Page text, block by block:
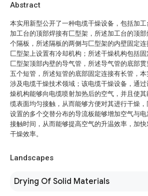
Abstract
本实用新型公开了一种电缆干燥设备，包括加工
加工台的顶部焊接有匚型架，所述加工台的顶
个隔板，所述隔板的两侧与匚型架的内壁固定连
匚型架上设置有冷却机构；所述干燥机构包括
匚型架顶部内壁的导气管，所述导气管的底部
五个短管，所述短管的底部固定连接有长管，本
涉及电缆干燥技术领域；该电缆干燥设备，通
燥机构能够向电缆喷射加热后的空气，并且使
缆表面均匀接触，从而能够方便对其进行干燥，
设置的多个交替分布的导流板能够增加空气与电
接触时间，从而能够提高空气的升温效率，加快
干燥效率。
Landscapes
Drying Of Solid Materials